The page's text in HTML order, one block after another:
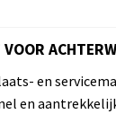
en
en